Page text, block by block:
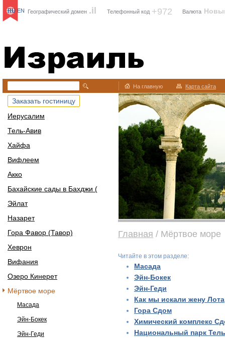
Израиль
Географический домен .il Телефонный код +972 Валюта
RU EN
На главную Карта сайта
Заказать гостиницу
Иерусалим
Тель-Авив
Хайфа
Вифлеем
Акко
Бахайские сады в Бахджи (
Эйлат
Назарет
Гора Фавор (Тавор)
Хеврон
Вифания
Озеро Кинерет
Мёртвое море
Масада
Эйн-Бокек
Эйн-Геди
Главная / Мёртвое море
Читайте в этом разделе:
Масада
Эйн-Бокек
Эйн-Геди
Как мы искали жену Лота
Гора Сдом
Химический комплекс
Национальный парк